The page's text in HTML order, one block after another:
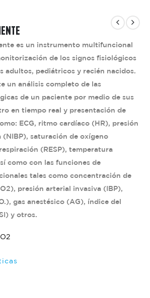
es un instrumento multifuncional
de los signos fisiológicos
adultos, pediátricos y recién nacidos.
un análisis completo de las
de un paciente por medio de sus
en tiempo real y presentación de
ECG, ritmo cardíaco (HR), presión
saturación de oxígeno
(RESP), temperatura
como con las funciones de
tales como concentración de
presión arterial invasiva (IBP),
gas anestésico (AG), índice del
y otros.